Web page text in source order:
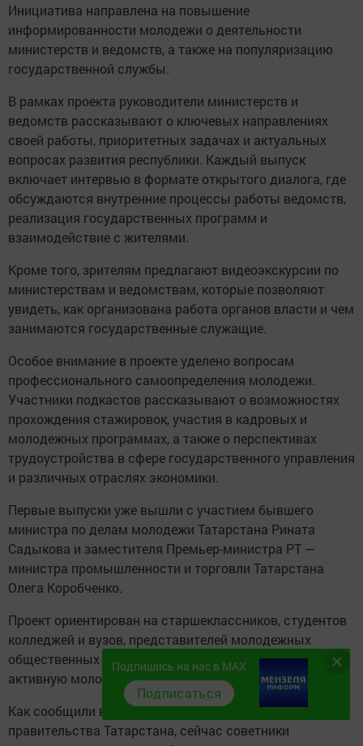
Инициатива направлена на повышение
информированности молодежи о деятельности
министерств и ведомств, а также на популяризацию
государственной службы.
В рамках проекта руководители министерств и
ведомств рассказывают о ключевых направлениях
своей работы, приоритетных задачах и актуальных
вопросах развития республики. Каждый выпуск
включает интервью в формате открытого диалога, где
обсуждаются внутренние процессы работы ведомств,
реализация государственных программ и
взаимодействие с жителями.
Кроме того, зрителям предлагают видеоэкскурсии по
министерствам и ведомствам, которые позволяют
увидеть, как организована работа органов власти и чем
занимаются государственные служащие.
Особое внимание в проекте уделено вопросам
профессионального самоопределения молодежи.
Участники подкастов рассказывают о возможностях
прохождения стажировок, участия в кадровых и
молодежных программах, а также о перспективах
трудоустройства в сфере государственного управления
и различных отраслях экономики.
Первые выпуски уже вышли с участием бывшего
министра по делам молодежи Татарстана Рината
Садыкова и заместителя Премьер-министра РТ —
министра промышленности и торговли Татарстана
Олега Коробченко.
Проект ориентирован на старшеклассников, студентов
колледжей и вузов, представителей молодежных
общественных организаций, молодых специалистов и
активную молодежь республики.
Как сообщили в пресс-службе Молодежного
правительства Татарстана, сейчас советники
Подпишись на нас в MAX
Подписаться